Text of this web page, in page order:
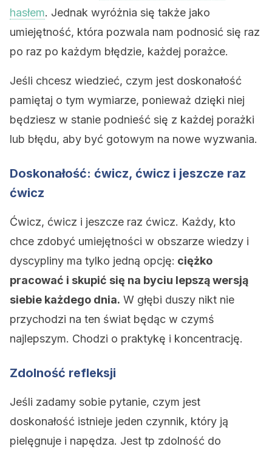
hasłem. Jednak wyróżnia się także jako
umiejętność, która pozwala nam podnosić się raz
po raz po każdym błędzie, każdej porażce.
Jeśli chcesz wiedzieć, czym jest doskonałość
pamiętaj o tym wymiarze, ponieważ dzięki niej
będziesz w stanie podnieść się z każdej porażki
lub błędu, aby być gotowym na nowe wyzwania.
Doskonałość: ćwicz, ćwicz i jeszcze raz
ćwicz
Ćwicz, ćwicz i jeszcze raz ćwicz. Każdy, kto
chce zdobyć umiejętności w obszarze wiedzy i
dyscypliny ma tylko jedną opcję: ciężko
pracować i skupić się na byciu lepszą wersją
siebie każdego dnia. W głębi duszy nikt nie
przychodzi na ten świat będąc w czymś
najlepszym. Chodzi o praktykę i koncentrację.
Zdolność refleksji
Jeśli zadamy sobie pytanie, czym jest
doskonałość istnieje jeden czynnik, który ją
pielęgnuje i napędza. Jest tp zdolność do